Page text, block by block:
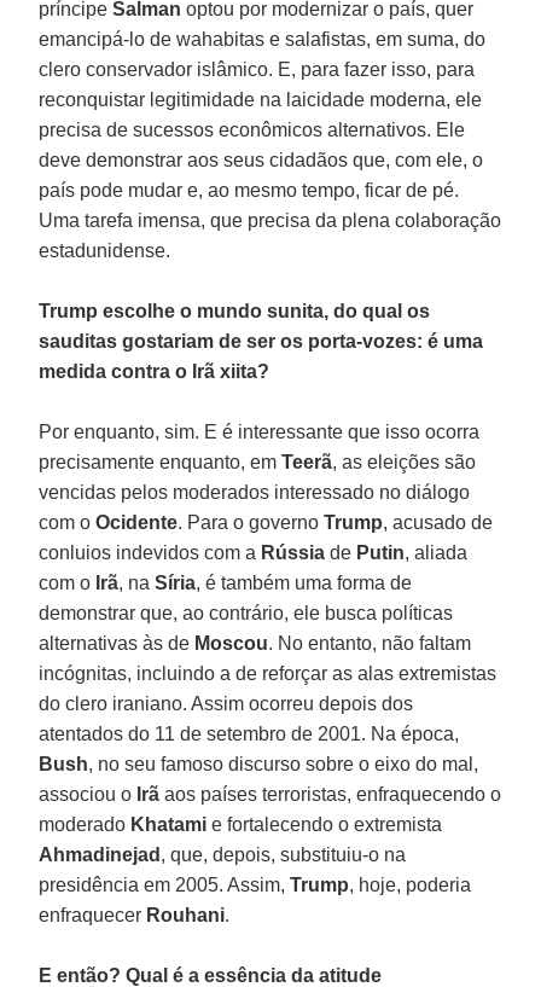
príncipeSalman optou por modernizar o país, quer
emancipá-lo de wahabitas e salafistas, em suma, do
clero conservador islâmico. E, para fazer isso, para
reconquistar legitimidade na laicidade moderna, ele
precisa de sucessos econômicos alternativos. Ele
deve demonstrar aos seus cidadãos que, com ele, o
país pode mudar e, ao mesmo tempo, ficar de pé.
Uma tarefa imensa, que precisa da plena colaboração
estadunidense.
Trump escolhe o mundo sunita, do qual os
sauditas gostariam de ser os porta-vozes: é uma
medida contra o Irã xiita?
Por enquanto, sim. E é interessante que isso ocorra
precisamente enquanto, emTeerã, as eleições são
vencidas pelos moderados interessado no diálogo
com oOcidente. Para o governoTrump, acusado de
conluios indevidos com a Rússia de Putin, aliada
com o Irã, naSíria, é também uma forma de
demonstrar que, ao contrário, ele busca políticas
alternativas às de Moscou. No entanto, não faltam
incógnitas, incluindo a de reforçar as alas extremistas
do clero iraniano. Assim ocorreu depois dos
atentados do 11 de setembro de 2001. Na época,
Bush, no seu famoso discurso sobre o eixo do mal,
associou o Irã aos países terroristas, enfraquecendo o
moderado Khatami e fortalecendo o extremista
Ahmadinejad , que, depois, substituiu-o na
presidência em 2005. Assim,Trump, hoje, poderia
enfraquecer Rouhani.
E então? Qual é a essência da atitude